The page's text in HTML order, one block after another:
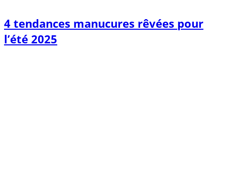
4 tendances manucures rêvées pour
l’été 2025